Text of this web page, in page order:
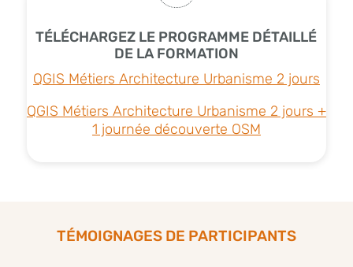
TÉLÉCHARGEZ LE PROGRAMME DÉTAILLÉ
DE LA FORMATION
QGIS Métiers Architecture Urbanisme 2 jours
QGIS Métiers Architecture Urbanisme 2 jours +
1 journée découverte OSM
TÉMOIGNAGES DE PARTICIPANTS